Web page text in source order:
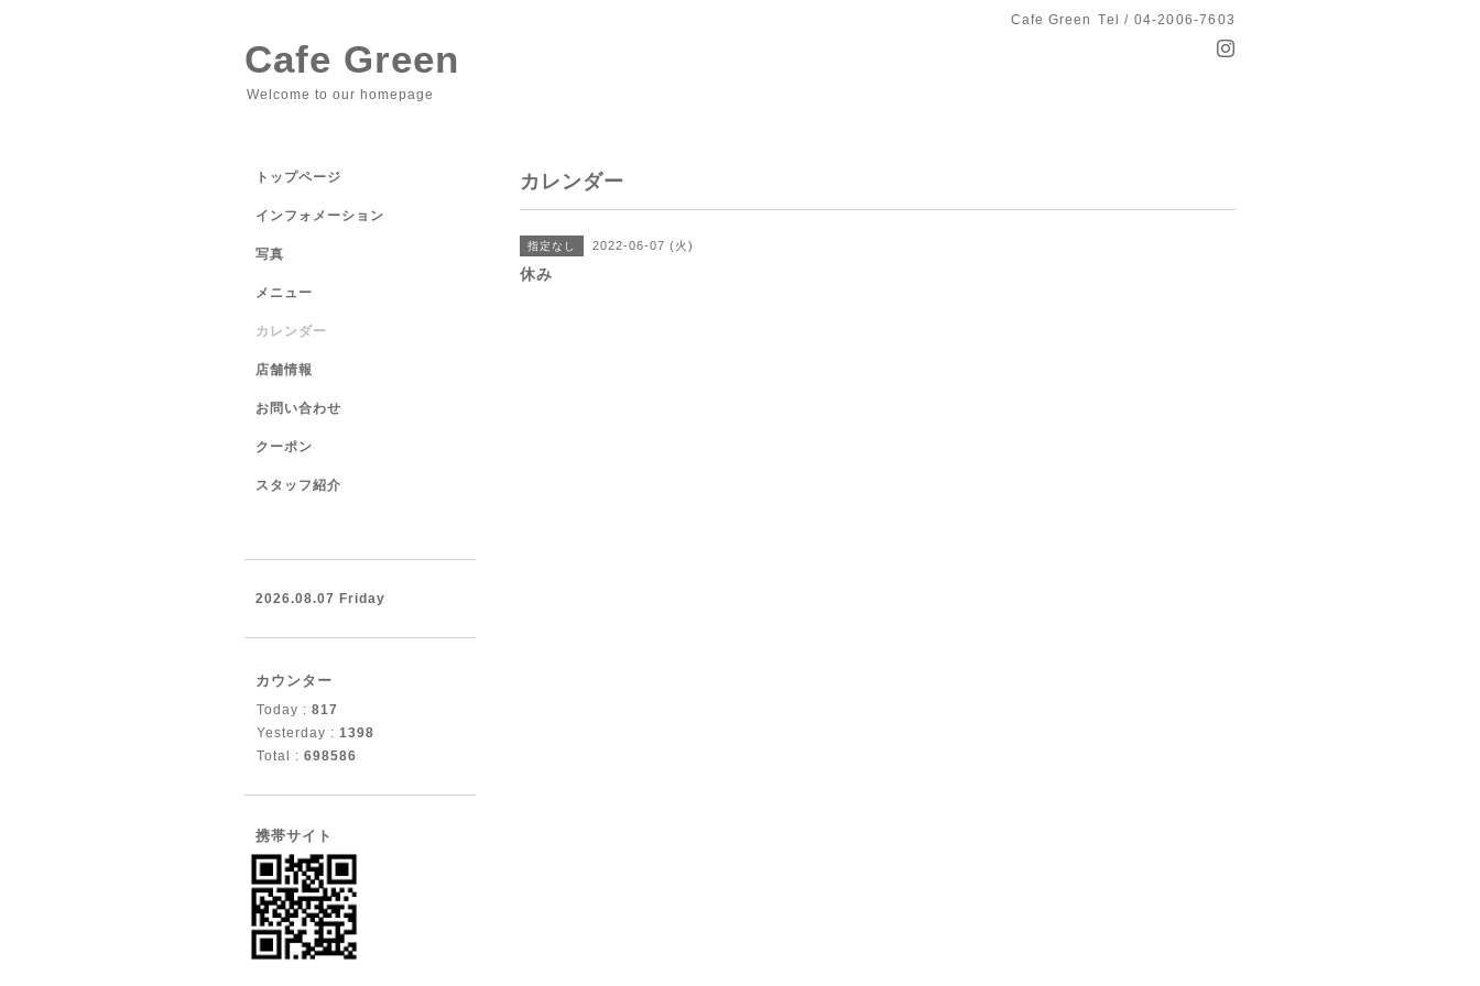
Cafe Green Tel / 04-2006-7603
Cafe Green
Welcome to our homepage
カレンダー
指定なし 2022-06-07 (火)
休み
トップページ
インフォメーション
写真
メニュー
カレンダー
店舗情報
お問い合わせ
クーポン
スタッフ紹介
2026.08.07 Friday
カウンター
Today : 817
Yesterday : 1398
Total : 698586
携帯サイト